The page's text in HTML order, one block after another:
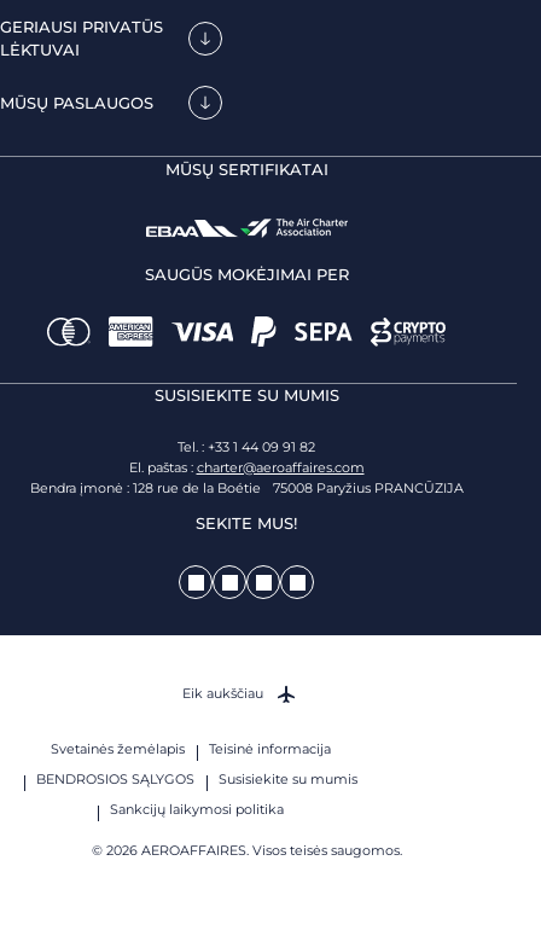
GERIAUSI PRIVATŪS
LĖKTUVAI
MŪSŲ PASLAUGOS
MŪSŲ SERTIFIKATAI
SAUGŪS MOKĖJIMAI PER
SUSISIEKITE SU MUMIS
Tel. : +33 1 44 09 91 82
El. paštas : charter@aeroaffaires.com
Bendra įmonė : 128 rue de la Boétie 75008 Paryžius PRANCŪZIJA
SEKITE MUS!
Svetainės žemėlapis
Teisinė informacija
BENDROSIOS SĄLYGOS
Susisiekite su mumis
Sankcijų laikymosi politika
© 2026 AEROAFFAIRES. Visos teisės saugomos.
Eik aukščiau